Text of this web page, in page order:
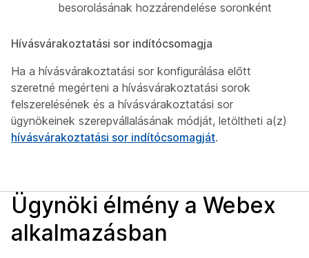
besorolásának hozzárendelése soronként
Hívásvárakoztatási sor indítócsomagja
Ha a hívásvárakoztatási sor konfigurálása előtt
szeretné megérteni a hívásvárakoztatási sorok
felszerelésének és a hívásvárakoztatási sor
ügynökeinek szerepvállalásának módját, letöltheti a(z)
hívásvárakoztatási sor indítócsomagját.
Ügynöki élmény a Webex
alkalmazásban